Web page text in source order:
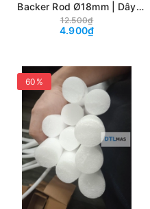
Backer Rod Ø18mm | Dây
Xốp Chèn Khe, Tạo Hình
Decor, Handmade & May
12.500₫
4.900₫
60%